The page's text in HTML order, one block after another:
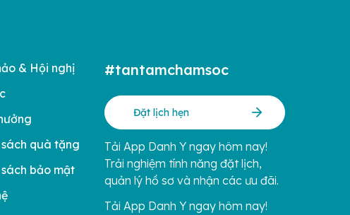
& Hội nghị
sách quà tặng
sách bảo mật
#tantamchamsoc
Đặt lịch hẹn
Tải App Danh Y ngay hôm nay!
Trải nghiệm tính năng đặt lịch,
quản lý hồ sơ và nhận các ưu đãi.
Tải App Danh Y ngay hôm nay!